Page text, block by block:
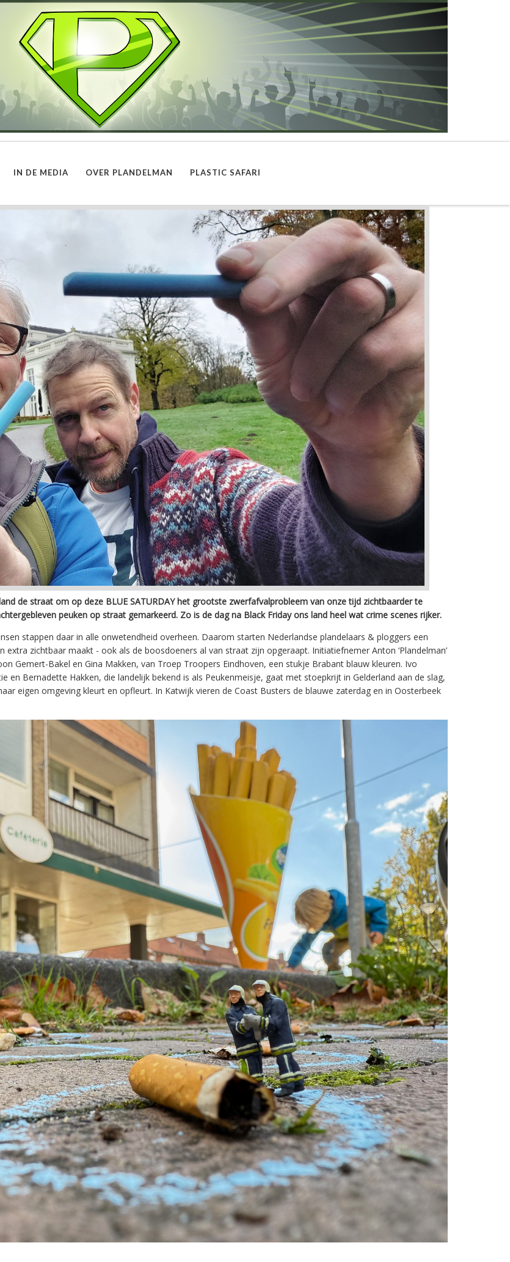
IN DE MEDIA OVER PLANDELMAN PLASTIC SAFARI
de straat om op deze BLUE SATURDAY het grootste zwerfafvalprobleem van onze tijd zichtbaarder te
peuken op straat gemarkeerd. Zo is de dag na Black Friday ons land heel wat crime scenes rijker.
stappen daar in alle onwetendheid overheen. Daarom starten Nederlandse plandelaars & ploggers een
zichtbaar maakt - ook als de boosdoeners al van straat zijn opgeraapt. Initiatiefnemer Anton ‘Plandelman’
Gemert-Bakel en Gina Makken, van Troep Troopers Eindhoven, een stukje Brabant blauw kleuren. Ivo
Bernadette Hakken, die landelijk bekend is als Peukenmeisje, gaat met stoepkrijt in Gelderland aan de slag,
eigen omgeving kleurt en opfleurt. In Katwijk vieren de Coast Busters de blauwe zaterdag en in Oosterbeek